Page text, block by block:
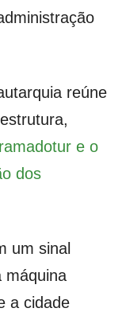
reúne
e o
dos
um sinal
máquina
a cidade